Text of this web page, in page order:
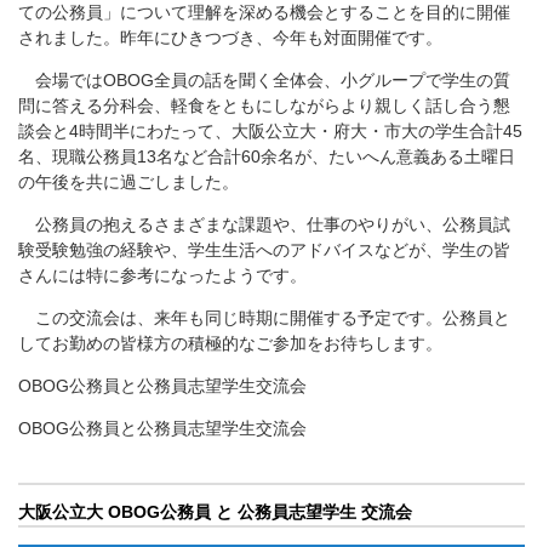
ての公務員」について理解を深める機会とすることを目的に開催
されました。昨年にひきつづき、今年も対面開催です。
会場ではOBOG全員の話を聞く全体会、小グループで学生の質
問に答える分科会、軽食をともにしながらより親しく話し合う懇
談会と4時間半にわたって、大阪公立大・府大・市大の学生合計45
名、現職公務員13名など合計60余名が、たいへん意義ある土曜日
の午後を共に過ごしました。
公務員の抱えるさまざまな課題や、仕事のやりがい、公務員試
験受験勉強の経験や、学生生活へのアドバイスなどが、学生の皆
さんには特に参考になったようです。
この交流会は、来年も同じ時期に開催する予定です。公務員と
してお勤めの皆様方の積極的なご参加をお待ちします。
OBOG公務員と公務員志望学生交流会
OBOG公務員と公務員志望学生交流会
大阪公立大 OBOG公務員 と 公務員志望学生 交流会